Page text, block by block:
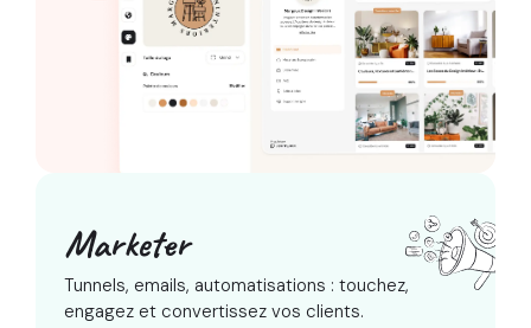
Marketer
Tunnels, emails, automatisations : touchez,
engagez et convertissez vos clients.